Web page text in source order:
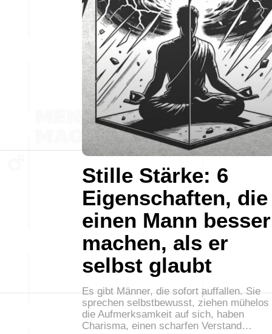
Stille Stärke: 6
Eigenschaften, die
einen Mann besser
machen, als er
selbst glaubt
Es gibt Männer, die sofort auffallen. Sie
sprechen selbstbewusst, ziehen mühelos
die Aufmerksamkeit auf sich, haben
Charisma, einen scharfen Verstand…